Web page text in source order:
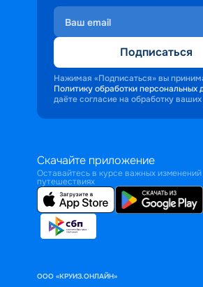
Подписаться
Нажимая «Подписаться» вы
Политику обработки персональных
даёте согласие на обработку
Скачайте приложение
Оставайтесь в курсе важных
путешествиях
ООО «КРУИЗ.ОНЛАЙН»